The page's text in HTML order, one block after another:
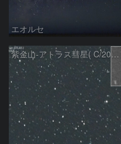
エオルセ
紫金山-アトラス彗星( C/2023A3 )：2025/09/16